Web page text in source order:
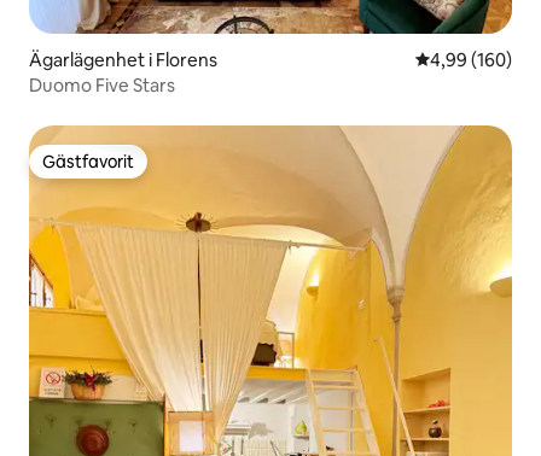
Ägarlägenhet i Florens 4,99 av 5 i
4,99 (160)
Duomo Five Stars
Gästfavorit
Gästfavorit